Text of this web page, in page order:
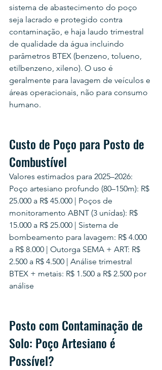
sistema de abastecimento do poço
seja lacrado e protegido contra
contaminação, e haja laudo trimestral
de qualidade da água incluindo
parâmetros BTEX (benzeno, tolueno,
etilbenzeno, xileno). O uso é
geralmente para lavagem de veículos e
áreas operacionais, não para consumo
humano.
Custo de Poço para Posto de
Combustível
Valores estimados para 2025–2026:
Poço artesiano profundo (80–150m): R$
25.000 a R$ 45.000 | Poços de
monitoramento ABNT (3 unídas): R$
15.000 a R$ 25.000 | Sistema de
bombeamento para lavagem: R$ 4.000
a R$ 8.000 | Outorga SEMA + ART: R$
2.500 a R$ 4.500 | Análise trimestral
BTEX + metais: R$ 1.500 a R$ 2.500 por
análise
Posto com Contaminação de
Solo: Poço Artesiano é
Possível?